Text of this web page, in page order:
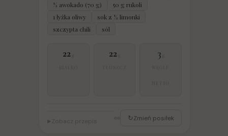
½ awokado (70 g)
50 g rukoli
1 łyżka oliwy
sok z ½ limonki
szczypta chili
sól
22 22g
3
▶ Zobacz przepis ↻Zmień posiłek